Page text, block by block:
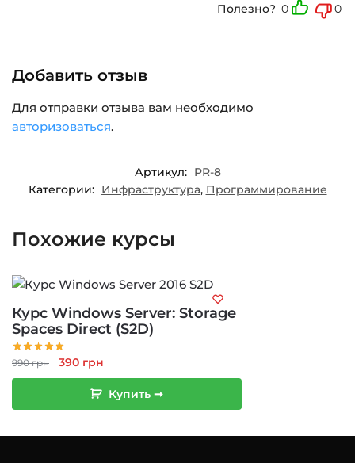
Полезно? 0 0
Добавить отзыв
Для отправки отзыва вам необходимо
авторизоваться.
Артикул: PR-8
Категории: Инфраструктура, Программирование
Похожие курсы
Курс Windows Server: Storage
Spaces Direct (S2D)
990грн
Первоначальная
цена
составляла
990 грн.
390 грн
цена:
390 грн.
Купить ➞